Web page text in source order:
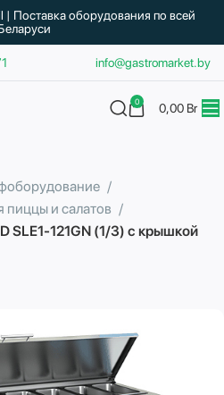
info@gastromarket.by
0 0,00 Br
пиццы и салатов
SLE1-121GN (1/3) с крышкой
| Поставка оборудования по всей